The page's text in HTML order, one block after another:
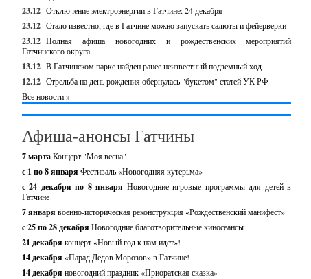
23.12 Отключение электроэнергии в Гатчине: 24 декабря
23.12 Стало известно, где в Гатчине можно запускать салюты и фейерверки
23.12 Полная афиша новогодних и рождественских мероприятий
Гатчинского округа
13.12 В Гатчинском парке найден ранее неизвестный подземный ход
12.12 Стрельба на день рождения обернулась "букетом" статей УК РФ
Все новости »
Афиша-анонсы Гатчины
7 мартаКонцерт "Моя весна"
с 1 по 8 января Фестиваль «Новогодняя кутерьма»
с 24 декабря по 8 января Новогодние игровые программы для детей в
Гатчине
7 января военно-историческая реконструкция «Рождественский манифест»
c 25 по 28 декабря Новогодние благотворительные киносеансы
21 декабря концерт «Новый год к нам идет»!
14 декабря «Парад Дедов Морозов» в Гатчине!
14 декабря новогодний праздник «Приоратская сказка»